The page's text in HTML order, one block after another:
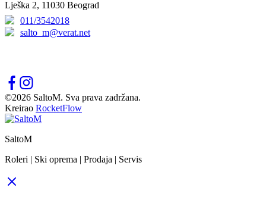
Lješka 2, 11030 Beograd
011/3542018
salto_m@verat.net
©2026 SaltoM. Sva prava zadržana.
Kreirao RocketFlow
SaltoM
Roleri | Ski oprema | Prodaja | Servis